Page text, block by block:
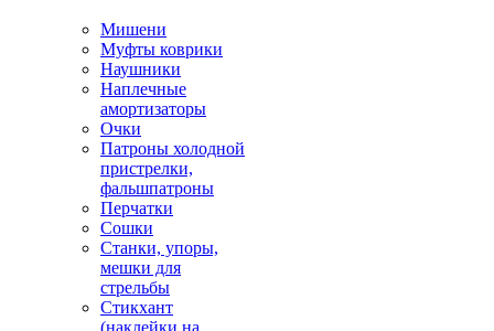
Мишени
Муфты коврики
Наушники
Наплечные
амортизаторы
Очки
Патроны холодной
пристрелки,
фальшпатроны
Перчатки
Сошки
Станки, упоры,
мешки для
стрельбы
Стикхант
(наклейки на